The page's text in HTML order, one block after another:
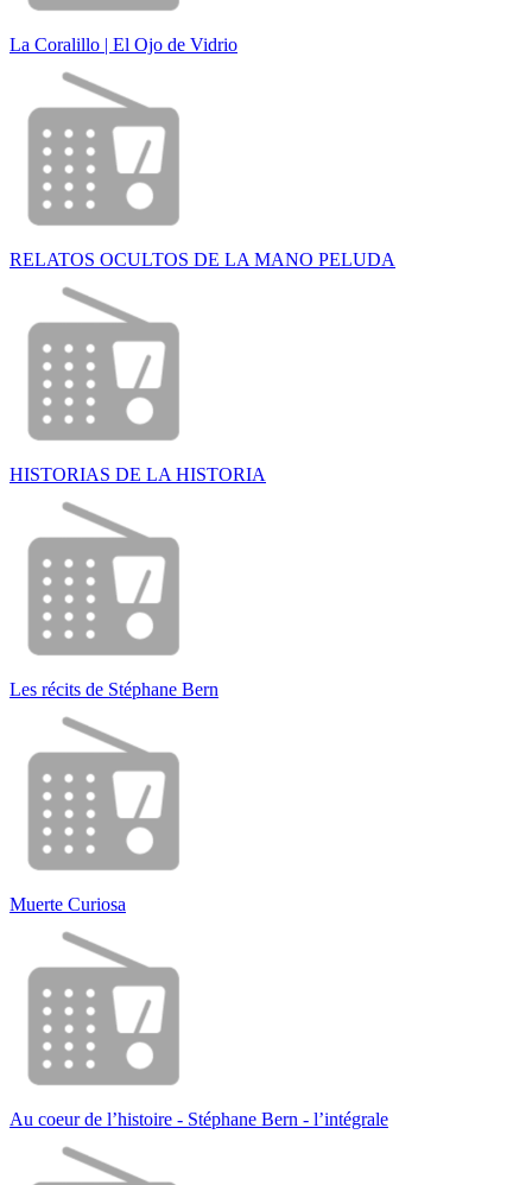
La Coralillo | El Ojo de Vidrio
RELATOS OCULTOS DE LA MANO PELUDA
HISTORIAS DE LA HISTORIA
Les récits de Stéphane Bern
Muerte Curiosa
Au coeur de l’histoire - Stéphane Bern - l’intégrale